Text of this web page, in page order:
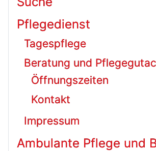
Pflegedienst
Tagespflege
Beratung und
Öffnungszeiten
Kontakt
Impressum
Ambulante Pflege und